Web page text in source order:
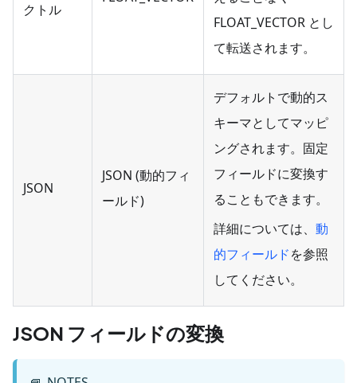
クトル
FLOAT_VECTOR とし
て転送されます。
JSON
JSON (動的フィ
ールド)
デフォルトで動的ス
キーマとしてマッピ
ングされます。固定
フィールドに変換す
ることもできます。
詳細については、 動
的フィールドを参照
してください。
JSON フィールドの変換